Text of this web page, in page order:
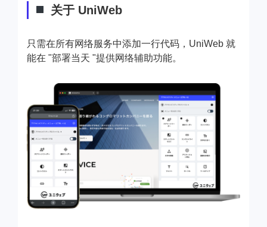
关于 UniWeb
只需在所有网络服务中添加一行代码，UniWeb 就
能在 "部署当天 "提供网络辅助功能。